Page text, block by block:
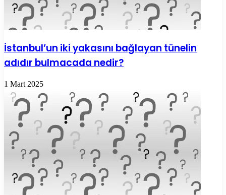
İstanbul’un iki yakasını bağlayan tünelin
adıdır bulmacada nedir?
1 Mart 2025